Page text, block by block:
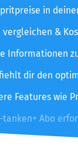
in
&
Informationen
dir den
Features wie
Abo